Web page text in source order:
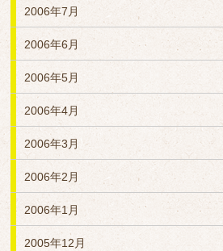
2006年7月
2006年6月
2006年5月
2006年4月
2006年3月
2006年2月
2006年1月
2005年12月